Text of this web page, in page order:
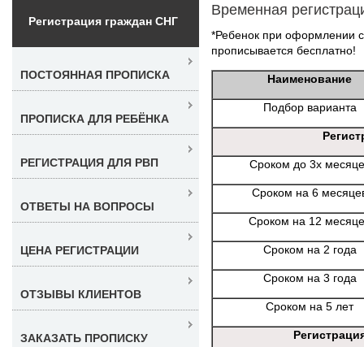
Временная
*Ребенок при оформлении
прописывается бесплатно!
Наименование
Подбор варианта
Сроком до 3х
Сроком на 6
Сроком на 12
Сроком на 2 года
Сроком на 3 года
Сроком на 5 лет
Регистрация граждан СНГ
ПОСТОЯННАЯ ПРОПИСКА
ПРОПИСКА ДЛЯ РЕБЁНКА
РЕГИСТРАЦИЯ ДЛЯ РВП
ОТВЕТЫ НА ВОПРОСЫ
ЦЕНА РЕГИСТРАЦИИ
ОТЗЫВЫ КЛИЕНТОВ
ЗАКАЗАТЬ ПРОПИСКУ